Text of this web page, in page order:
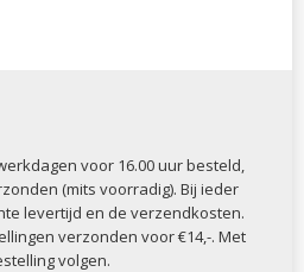
voor 16.00 uur besteld,
(mits voorradig). Bij ieder
levertijd en de verzendkosten.
verzonden voor €14,-. Met
volgen.